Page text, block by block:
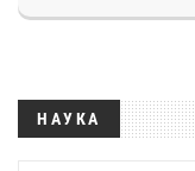
НАУКА